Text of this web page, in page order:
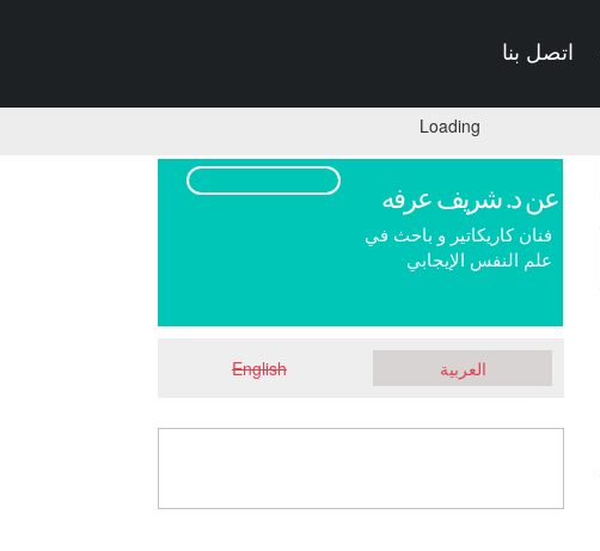
اتصل بنا
Loading
عن د. شريف عرفه
فنان كاريكاتير و باحث في
علم النفس الإيجابي
العربية English